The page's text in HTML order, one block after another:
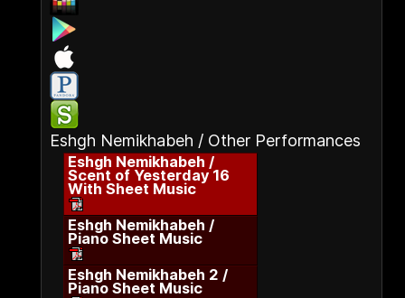
Eshgh Nemikhabeh / Other Performances
Eshgh Nemikhabeh /
Scent of Yesterday 16
With Sheet Music
Eshgh Nemikhabeh /
Piano Sheet Music
Eshgh Nemikhabeh 2 /
Piano Sheet Music